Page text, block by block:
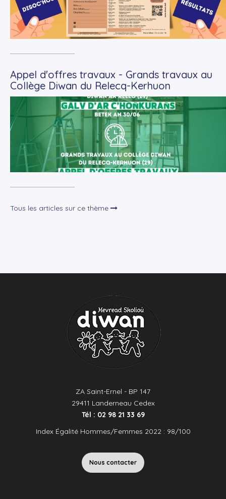
Appel d'offres travaux - Grands travaux au
Collège Diwan du Relecq-Kerhuon
+Lire la suite
Tous les articles sur ce thème
ZA Saint-Ernel - BP 147
29411 Landerneau Cedex
Tél : 02 98 21 33 69
Index Égalité Hommes/Femmes 2022 : 98/100
Nous contacter